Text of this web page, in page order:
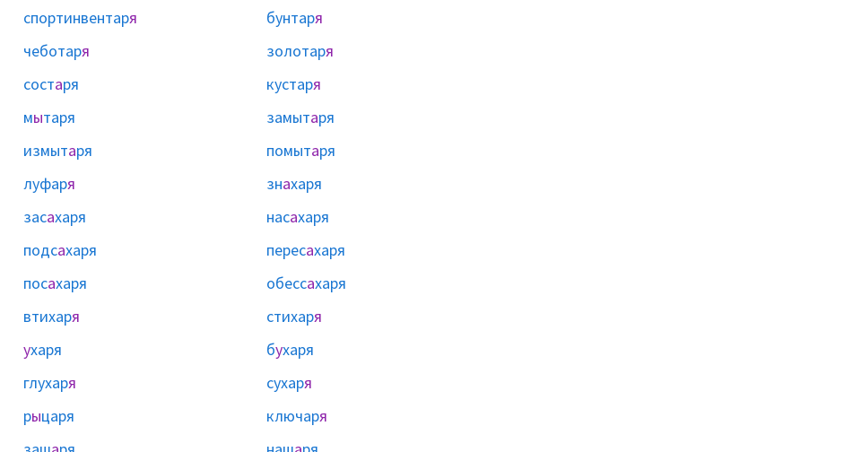
спортинвентаря бунтаря
чеботаря золотаря
состаря кустаря
мытаря замытаря
измытаря помытаря
луфаря знахаря
засахаря насахаря
подсахаря пересахаря
посахаря обессахаря
втихаря стихаря
ухаря бухаря
глухаря сухаря
рыцаря ключаря